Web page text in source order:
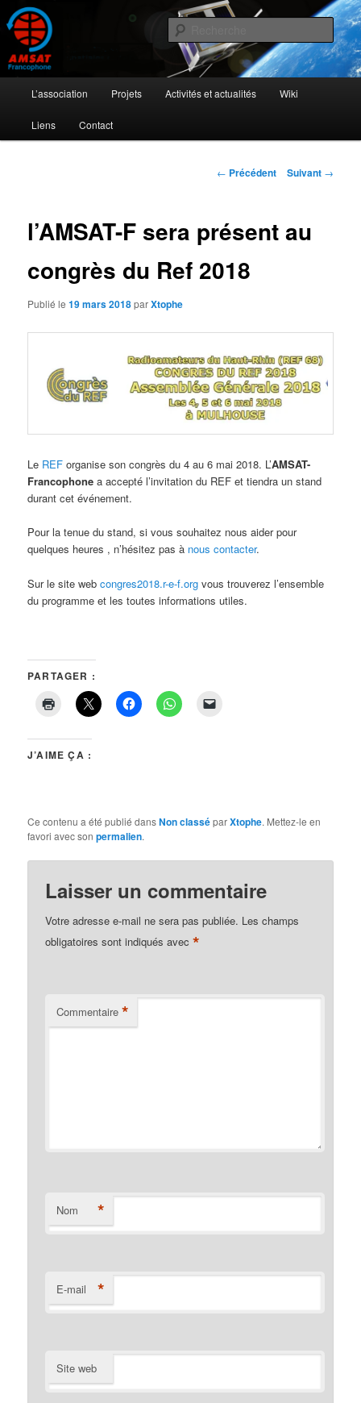
Aller
au
contenu
principalAMSAT Francophone
L'activité radioamateur par satellite
principal
L’association Projets Activités et actualités Wiki
Liens Contact
Navigation
← Précédent Suivant →
l’AMSAT-F sera présent au
congrès du Ref 2018
Publié le19 mars 2018parXtophe
Le REF organise son congrès du 4 au 6 mai 2018. L’AMSAT-
Francophone a accepté l’invitation du REF et tiendra un stand
durant cet événement.
Pour la tenue du stand, si vous souhaitez nous aider pour
quelques heures , n’hésitez pas à nous contacter.
Sur le site webcongres2018.r-e-f.org vous trouverez l’ensemble
du programme et les toutes informations utiles.
PARTAGER :
J’AIME ÇA :
Ce contenu a été publié dansNon classéparXtophe. Mettez-le en
favori avec sonpermalien.
Laisser un commentaire
Votre adresse e-mail ne sera pas publiée. Les champs
obligatoires sont indiqués avec*
Commentaire *
Nom *
E-mail *
Site web